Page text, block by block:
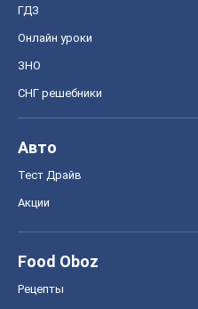
ГДЗ
Онлайн уроки
ЗНО
СНГ решебники
Авто
Тест Драйв
Акции
Food Oboz
Рецепты